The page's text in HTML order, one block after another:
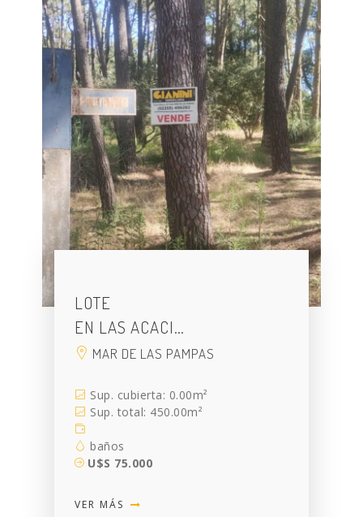
LOTE
EN LAS ACACI…
MAR DE LAS PAMPAS
Sup. cubierta: 0.00m²
Sup. total: 450.00m²
baños
U$S 75.000
VER MÁS